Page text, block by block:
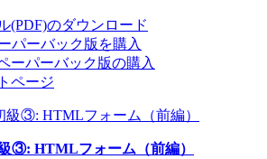
(PDF)のダウンロード
パーバック版を購入
ーパーバック版の購入
ページ
③: HTMLフォーム（前編）